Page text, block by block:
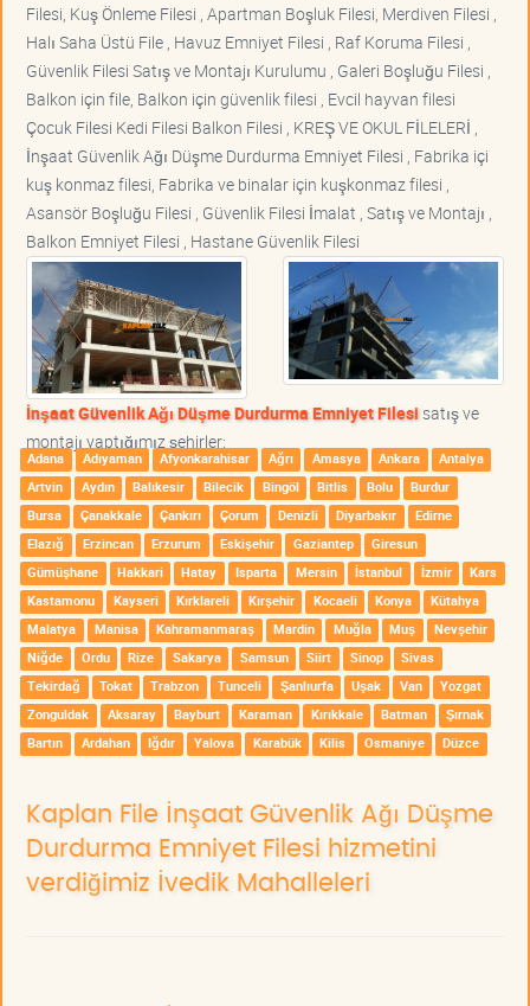
Filesi, Kuş Önleme Filesi , Apartman Boşluk Filesi, Merdiven Filesi ,
Halı Saha Üstü File , Havuz Emniyet Filesi , Raf Koruma Filesi ,
Güvenlik Filesi Satış ve Montajı Kurulumu , Galeri Boşluğu Filesi ,
Balkon için file, Balkon için güvenlik filesi , Evcil hayvan filesi
Çocuk Filesi Kedi Filesi Balkon Filesi , KREŞ VE OKUL FİLELERİ ,
İnşaat Güvenlik Ağı Düşme Durdurma Emniyet Filesi , Fabrika içi
kuş konmaz filesi, Fabrika ve binalar için kuşkonmaz filesi ,
Asansör Boşluğu Filesi , Güvenlik Filesi İmalat , Satış ve Montajı ,
Balkon Emniyet Filesi , Hastane Güvenlik Filesi
İnşaat Güvenlik Ağı Düşme Durdurma Emniyet Filesisatış ve
montajı yaptığımız şehirler;
Adana Adıyaman Afyonkarahisar Ağrı Amasya Ankara
Antalya
Artvin
Aydın Balıkesir Bilecik Bingöl Bitlis Bolu
Burdur
Bursa
Çanakkale Çankırı Çorum Denizli Diyarbakır
Edirne
Elazığ
Erzincan Erzurum Eskişehir Gaziantep
Giresun
Gümüşhane
Hakkari Hatay Isparta Mersin İstanbul İzmir
Kars
Kastamonu
Kayseri Kırklareli Kırşehir Kocaeli Konya
Kütahya
Malatya
Manisa Kahramanmaraş Mardin Muğla Muş
Nevşehir
Niğde
Ordu Rize Sakarya Samsun Siirt Sinop
Sivas
Tekirdağ
Tokat Trabzon Tunceli Şanlıurfa Uşak Van
Yozgat
Zonguldak
Aksaray Bayburt Karaman Kırıkkale Batman
Şırnak
Bartın
Ardahan Iğdır Yalova Karabük Kilis Osmaniye Düzce
Kaplan File İnşaat Güvenlik Ağı Düşme
Durdurma Emniyet Filesi hizmetini
verdiğimiz İvedik Mahalleleri